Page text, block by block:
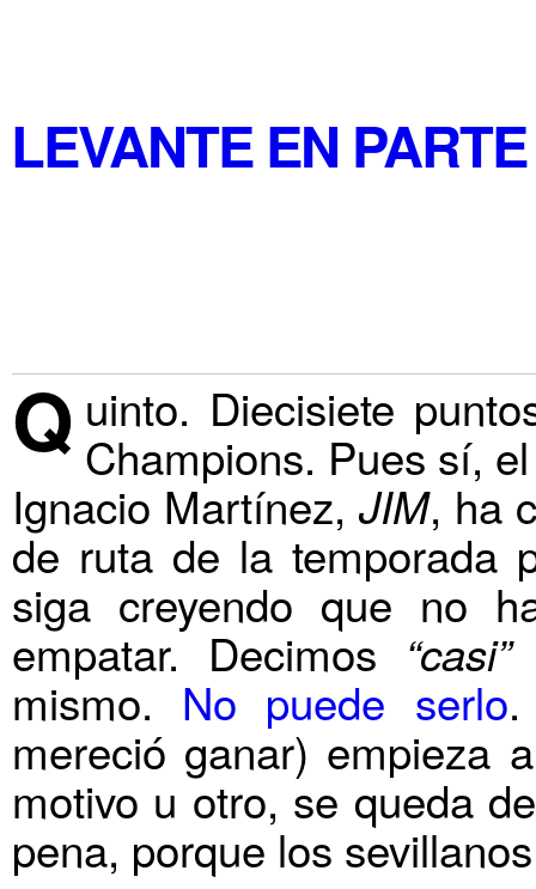
LEVANTE EN PARTE
Q uinto. Diecisiete
Champions. Pues sí,
Ignacio Martínez,JIM, ha
de ruta de la temporada
siga creyendo que no
empatar. Decimos “casi”
mismo. No puede serlo
mereció ganar) empieza
motivo u otro, se queda
pena, porque los